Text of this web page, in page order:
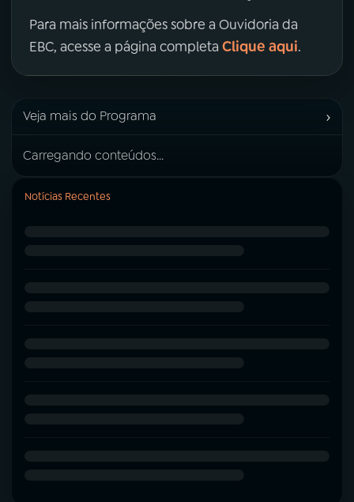
Para mais informações sobre a Ouvidoria da
EBC, acesse a página completa Clique aqui.
Veja mais do Programa ›
Carregando conteúdos...
Notícias Recentes